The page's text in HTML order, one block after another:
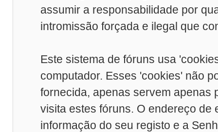
assumir a responsabilidade por
intromissão forçada e ilegal que
Este sistema de fóruns usa
computador. Esses 'cookies' não
fornecida, apenas servem apenas
visita estes fóruns. O endereço de
informação do seu registo e a